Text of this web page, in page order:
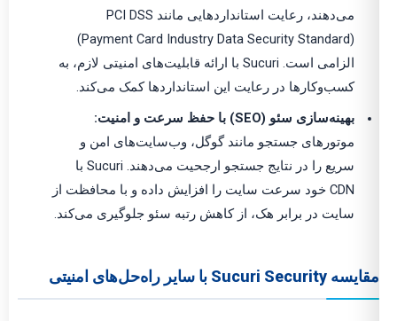
می‌دهند، رعایت استانداردهایی مانند PCI DSS
(Payment Card Industry Data Security Standard)
الزامی است. Sucuri با ارائه قابلیت‌های امنیتی لازم، به
کسب‌وکارها در رعایت این استانداردها کمک می‌کند.
بهینه‌سازی سئو (SEO) با حفظ سرعت و امنیت:
موتورهای جستجو مانند گوگل، وب‌سایت‌های امن و
سریع را در نتایج جستجو ارجحیت می‌دهند. Sucuri با
CDN خود سرعت سایت را افزایش داده و با محافظت از
سایت در برابر هک، از کاهش رتبه سئو جلوگیری می‌کند.
مقایسه Sucuri Security با سایر راه‌حل‌های امنیتی